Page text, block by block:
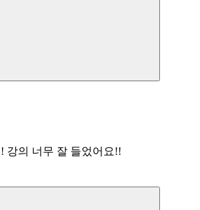
강의 너무 잘 들었어요!!